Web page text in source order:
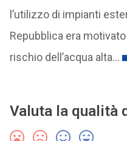
l’utilizzo di impianti
Repubblica era
rischio dell’acqua alta…
Valuta la qualità